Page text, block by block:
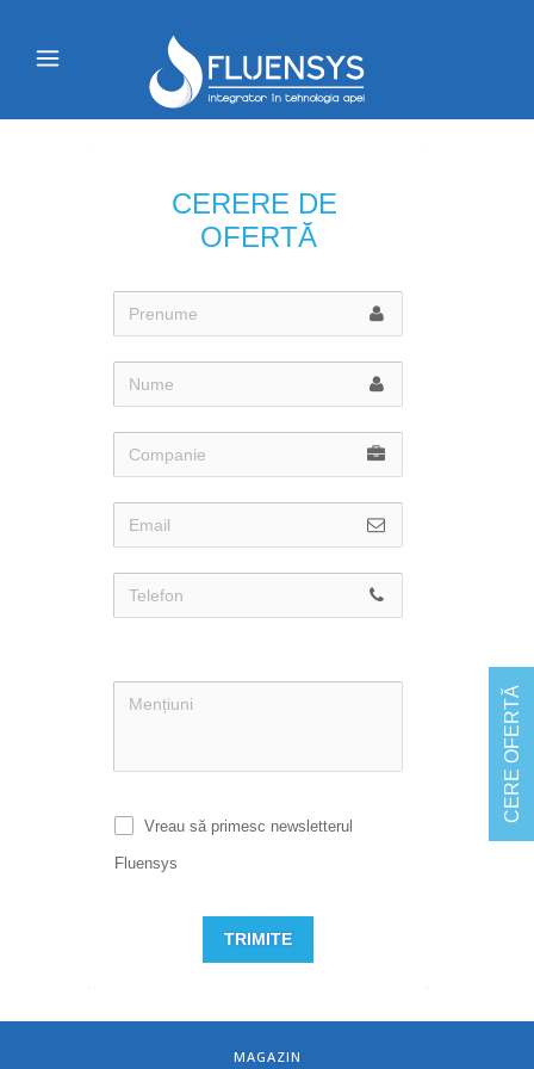
CERERE DE
OFERTĂ
Vreau să primesc newsletterul
Fluensys
TRIMITE
MAGAZIN
CERE OFERTĂ